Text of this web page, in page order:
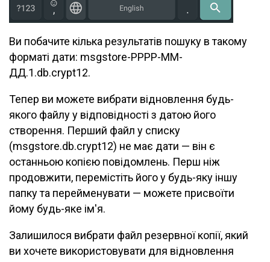
Ви побачите кілька результатів пошуку в такому
форматі дати: msgstore-РРРР-ММ-
ДД.1.db.crypt12.
Тепер ви можете вибрати відновлення будь-
якого файлу у відповідності з датою його
створення. Перший файл у списку
(msgstore.db.crypt12) не має дати — він є
останньою копією повідомлень. Перш ніж
продовжити, перемістіть його у будь-яку іншу
папку та перейменувати — можете присвоїти
йому будь-яке ім'я.
Залишилося вибрати файл резервної копії, який
ви хочете використовувати для відновлення